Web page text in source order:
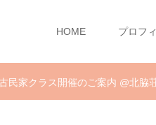
HOME プロフ
家クラス開催のご案内 @北脇